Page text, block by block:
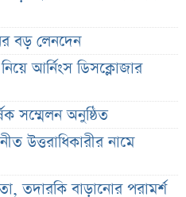
বড় লেনদেন
আর্নিংস ডিসক্লোজার
সম্মেলন অনুষ্ঠিত
উত্তরাধিকারীর নামে
তদারকি বাড়ানোর পরামর্শ